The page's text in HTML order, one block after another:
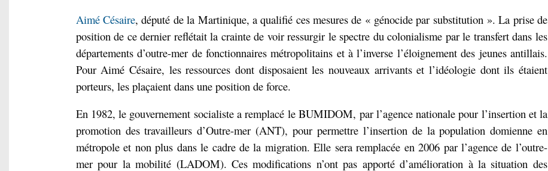
Aimé Césaire, député de la Martinique, a qualifié ces mesures de « génocide par substitution ». La prise de
position de ce dernier reflétait la crainte de voir ressurgir le spectre du colonialisme par le transfert dans les
départements d’outre-mer de fonctionnaires métropolitains et à l’inverse l’éloignement des jeunes antillais.
Pour Aimé Césaire, les ressources dont disposaient les nouveaux arrivants et l’idéologie dont ils étaient
porteurs, les plaçaient dans une position de force.
En 1982, le gouvernement socialiste a remplacé le BUMIDOM, par l’agence nationale pour l’insertion et la
promotion des travailleurs d’Outre-mer (ANT), pour permettre l’insertion de la population domienne en
métropole et non plus dans le cadre de la migration. Elle sera remplacée en 2006 par l’agence de l’outre-
mer pour la mobilité (LADOM). Ces modifications n’ont pas apporté d’amélioration à la situation des